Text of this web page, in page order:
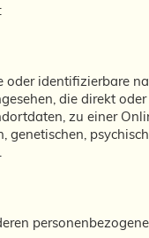
identifizierbare
die direkt
zu einer
genetischen,